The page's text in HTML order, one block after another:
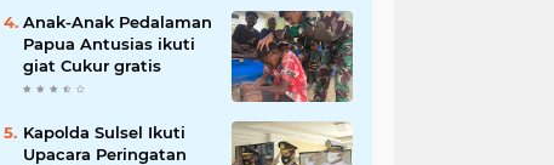
Anak-Anak Pedalaman
Papua Antusias ikuti
giat Cukur gratis
Kapolda Sulsel Ikuti
Upacara Peringatan